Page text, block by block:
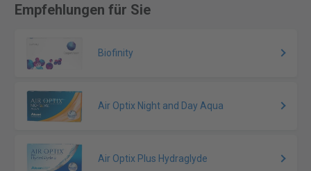
Empfehlungen für Sie
Biofinity
Air Optix Night and Day Aqua
Air Optix Plus Hydraglyde